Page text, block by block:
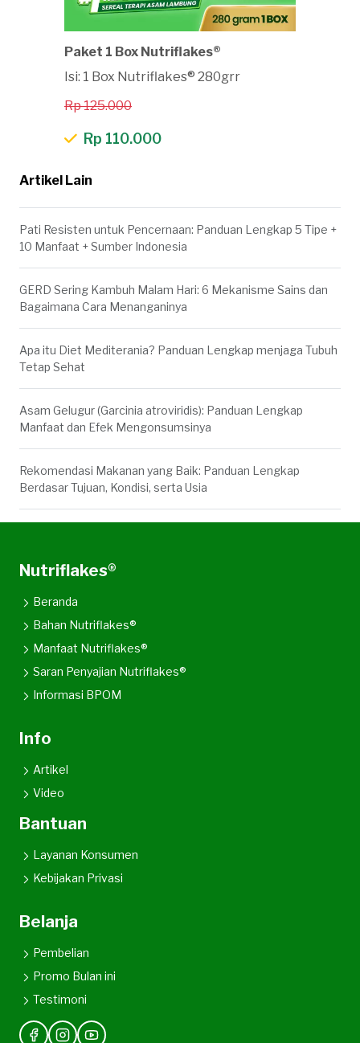
Paket 1 Box Nutriflakes®
Isi: 1 Box Nutriflakes® 280grr
Rp 125.000
Rp 110.000
Artikel Lain
Pati Resisten untuk Pencernaan: Panduan Lengkap 5 Tipe +
10 Manfaat + Sumber Indonesia
GERD Sering Kambuh Malam Hari: 6 Mekanisme Sains dan
Bagaimana Cara Menanganinya
Apa itu Diet Mediterania? Panduan Lengkap menjaga Tubuh
Tetap Sehat
Asam Gelugur (Garcinia atroviridis): Panduan Lengkap
Manfaat dan Efek Mengonsumsinya
Rekomendasi Makanan yang Baik: Panduan Lengkap
Berdasar Tujuan, Kondisi, serta Usia
Nutriflakes®
Beranda
Bahan Nutriflakes®
Manfaat Nutriflakes®
Saran Penyajian Nutriflakes®
Informasi BPOM
Info
Artikel
Video
Bantuan
Layanan Konsumen
Kebijakan Privasi
Belanja
Pembelian
Promo Bulan ini
Testimoni